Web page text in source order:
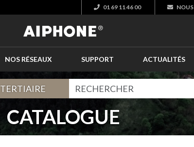
01 69 11 46 00 NOUS
NOS RÉSEAUX SUPPORT ACTUALITÉS
TERTIAIRE
CATALOGUE